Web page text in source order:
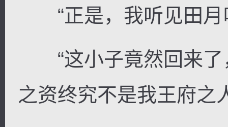
“正是，我听见田月
“这小子竟然回来了
之资终究不是我王府之